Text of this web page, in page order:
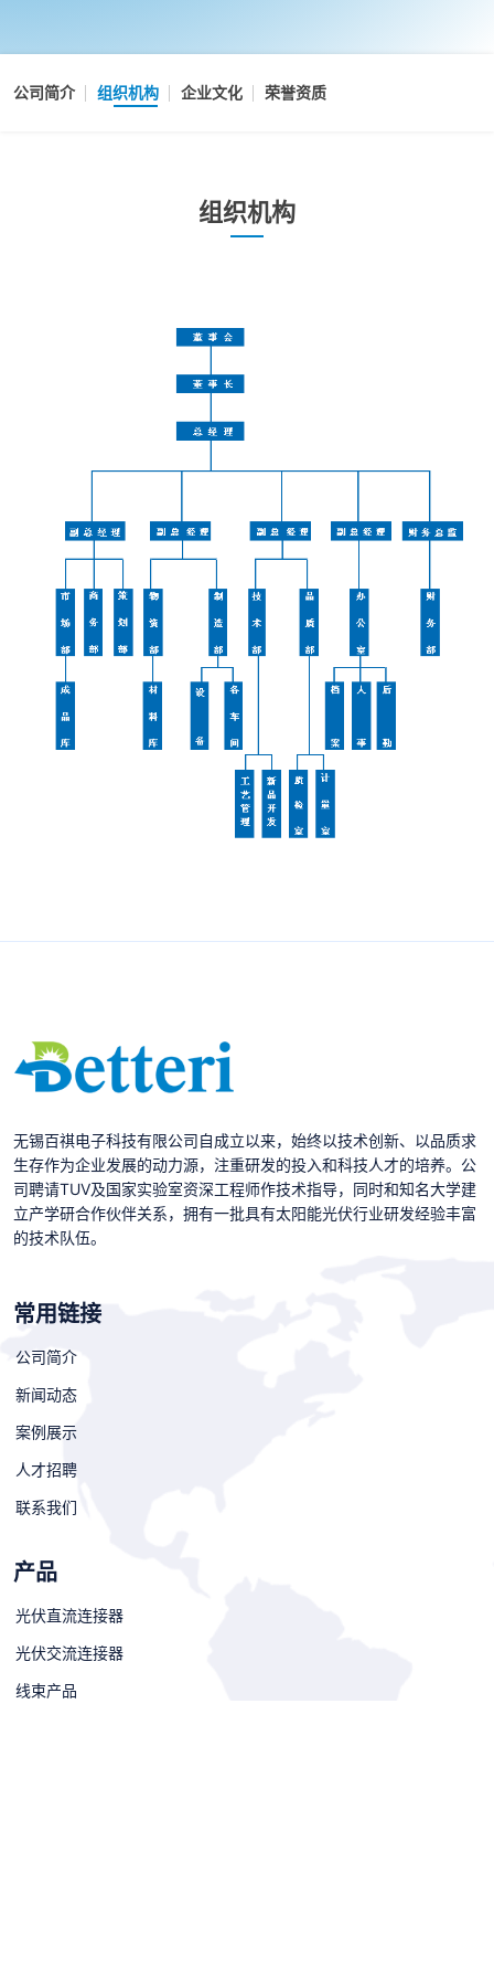
公司简介 组织机构 企业文化 荣誉资质
组织机构
无锡百祺电子科技有限公司自成立以来，始终以技术创新、以品质求
生存作为企业发展的动力源，注重研发的投入和科技人才的培养。公
司聘请TUV及国家实验室资深工程师作技术指导，同时和知名大学建
立产学研合作伙伴关系，拥有一批具有太阳能光伏行业研发经验丰富
的技术队伍。
常用链接
公司简介
新闻动态
案例展示
人才招聘
联系我们
产品
光伏直流连接器
光伏交流连接器
线束产品